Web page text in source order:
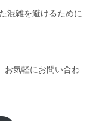
混雑を避けるために
お気軽にお問い合わ